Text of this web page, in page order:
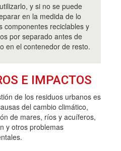
y si no se puede
en la medida de lo
componentes reciclables y
por separado antes de
en el contenedor de resto.
E IMPACTOS
de los residuos urbanos es
del cambio climático,
de mares, ríos y acuíferos,
y otros problemas